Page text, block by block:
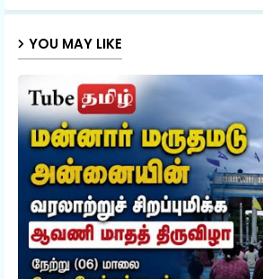
YOU MAY LIKE